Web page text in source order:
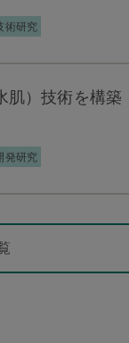
術研究
肌）技術を構築
発研究